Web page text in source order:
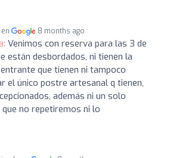
8 months ago
Venimos con reserva para las 3 de
están desbordados, ni tienen la
que tienen ni tampoco
el único postre artesanal q tienen,
además ni un solo
no repetiremos ni lo